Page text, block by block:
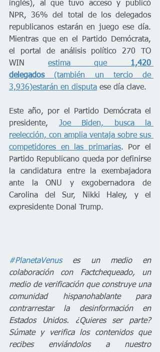
inglés), al que tuvo acceso y publicó
NPR, 36% del total de los delegados
republicanos estarán en juego ese día.
Mientras que en el Partido Demócrata,
el portal de análisis político 270 TO
WIN estima que 1,420
delegados (también un tercio de
3,936)estarán en disputa ese día clave.
Este año, por el Partido Demócrata el
presidente, Joe Biden, busca la
reelección, con amplia ventaja sobre sus
competidores en las primarias. Por el
Partido Republicano queda por definirse
la candidatura entre la exembajadora
ante la ONU y exgobernadora de
Carolina del Sur, Nikki Haley, y el
expresidente Donal Trump.
#PlanetaVenus es un medio en
colaboración con Factchequeado, un
medio de verificación que construye una
comunidad hispanohablante para
contrarrestar la desinformación en
Estados Unidos. ¿Quieres ser parte?
Súmate y verifica los contenidos que
recibes enviándolos a nuestro